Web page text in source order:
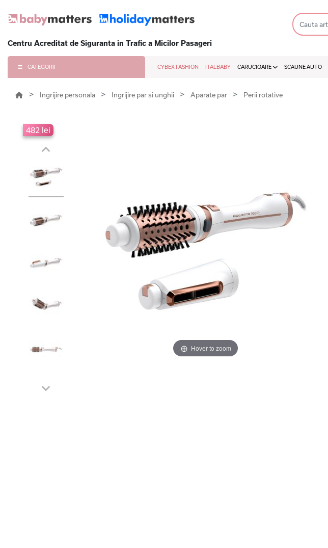
Centru Acreditat de Siguranta in Trafic a Micilor Pasageri
CATEGORII CYBEX FASHION ITALBABY CARUCIOARE SCAUNE AUTO
Ingrijire personala Ingrijire par si unghii Aparate par Perii rotative
482 lei
Hover to zoom